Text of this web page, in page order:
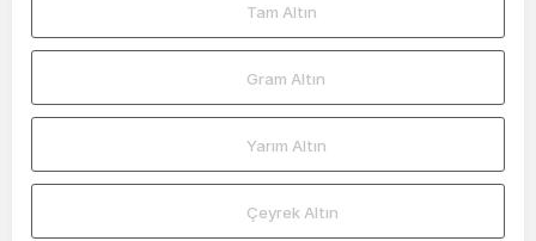
Tam Altın
Gram Altın
Yarım Altın
Çeyrek Altın